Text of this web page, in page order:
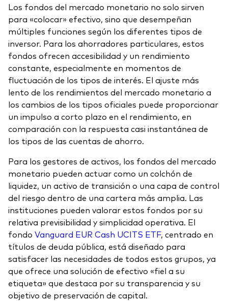
Los fondos del mercado monetario no solo sirven
para «colocar» efectivo, sino que desempeñan
múltiples funciones según los diferentes tipos de
inversor. Para los ahorradores particulares, estos
fondos ofrecen accesibilidad y un rendimiento
constante, especialmente en momentos de
fluctuación de los tipos de interés. El ajuste más
lento de los rendimientos del mercado monetario a
los cambios de los tipos oficiales puede proporcionar
un impulso a corto plazo en el rendimiento, en
comparación con la respuesta casi instantánea de
los tipos de las cuentas de ahorro.
Para los gestores de activos, los fondos del mercado
monetario pueden actuar como un colchón de
liquidez, un activo de transición o una capa de control
del riesgo dentro de una cartera más amplia. Las
instituciones pueden valorar estos fondos por su
relativa previsibilidad y simplicidad operativa. El
fondo Vanguard EUR Cash UCITS ETF, centrado en
títulos de deuda pública, está diseñado para
satisfacer las necesidades de todos estos grupos, ya
que ofrece una solución de efectivo «fiel a su
etiqueta» que destaca por su transparencia y su
objetivo de preservación de capital.